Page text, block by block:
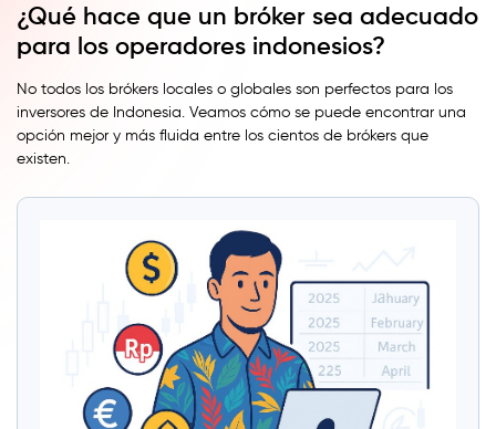
¿Qué hace que un bróker sea adecuado
para los operadores indonesios?
No todos los brókers locales o globales son perfectos para los
inversores de Indonesia. Veamos cómo se puede encontrar una
opción mejor y más fluida entre los cientos de brókers que
existen.